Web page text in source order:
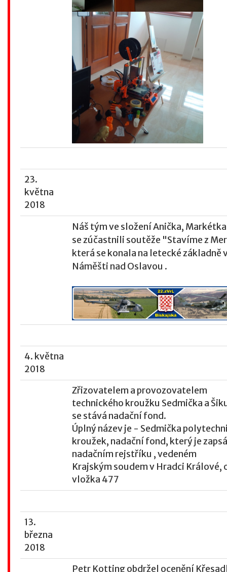
23.
května
2018
Náš tým ve složení Anička,
se zúčastnili soutěže "Stavíme z
která se konala na letecké základně
Náměšti nad Oslavou .
4. května
2018
Zřizovatelem a provozovatelem
technického kroužku Sedmička a
se stává nadační fond.
Úplný název je - Sedmička
kroužek, nadační fond, který je
nadačním rejstříku , vedeném
Krajským soudem v Hradci Králové,
vložka 477
13.
března
2018
Petr Kotting obdržel ocenění